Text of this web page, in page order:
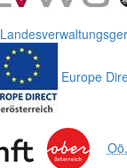
Europe
Oö.